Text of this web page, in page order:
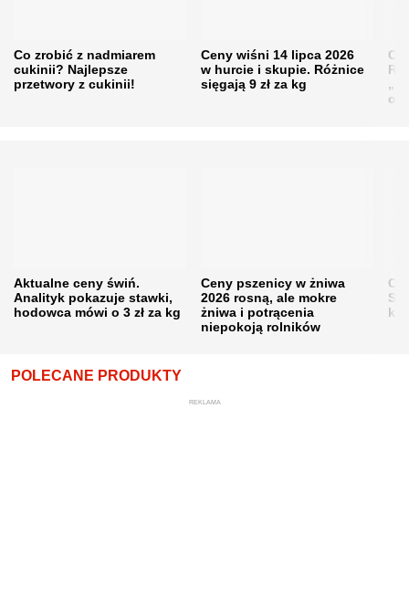
Co zrobić z nadmiarem
cukinii? Najlepsze
przetwory z cukinii!
Ceny wiśni 14 lipca 2026
w hurcie i skupie. Różnice
sięgają 9 zł za kg
Aktualne ceny świń.
Analityk pokazuje stawki,
hodowca mówi o 3 zł za kg
Ceny pszenicy w żniwa
2026 rosną, ale mokre
żniwa i potrącenia
niepokoją rolników
POLECANE PRODUKTY
REKLAMA